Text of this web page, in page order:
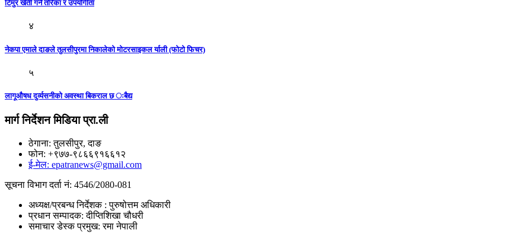
टिमुर खेती गर्ने तरिका र उपयोगीता
४
नेकपा एमाले दाङले तुलसीपुरमा निकालेकाे मोटरसाइकल र्याली (फाेटाे फिचर)
५
लागूऔषध दुर्व्यसनीको अवस्था बिकराल छ ःबैद्य
मार्ग निर्देशन मिडिया प्रा.ली
ठेगाना: तुलसीपुर, दाङ
फोन: +९७७-९८६६९१६६१२
ई-मेल: epatranews@gmail.com
सूचना विभाग दर्ता नं: 4546/2080-081
अध्यक्ष/प्रबन्ध निर्देशक : पुरुषोत्तम अधिकारी
प्रधान सम्पादक: दीप्तिशिखा चौधरी
समाचार डेस्क प्रमुख: रमा नेपाली